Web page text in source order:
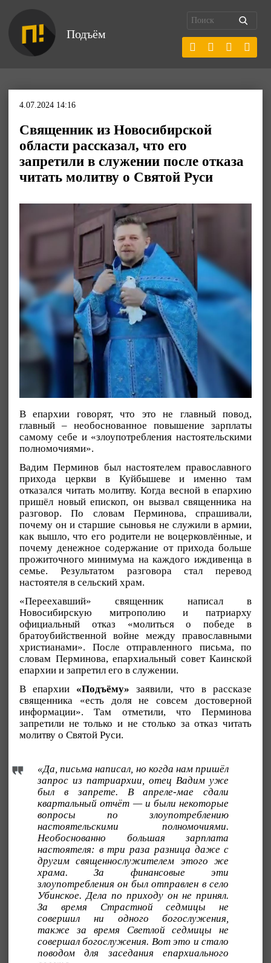
Подъём
4.07.2024 14:16
Священник из Новосибирской
области рассказал, что его
запретили в служении после отказа
читать молитву о Святой Руси
В епархии говорят, что это не главный повод,
главный – необоснованное повышение зарплаты
самому себе и «злоупотребления настоятельскими
полномочиями».
Вадим Перминов был настоятелем православного
прихода церкви в Куйбышеве и именно там
отказался читать молитву. Когда весной в епархию
пришёл новый епископ, он вызвал священника на
разговор. По словам Перминова, спрашивали,
почему он и старшие сыновья не служили в армии,
как вышло, что его родители не воцерковлённые, и
почему денежное содержание от прихода больше
прожиточного минимума на каждого иждивенца в
семье. Результатом разговора стал перевод
настоятеля в сельский храм.
«Переехавший» священник написал в
Новосибирскую митрополию и патриарху
официальный отказ «молиться о победе в
братоубийственной войне между православными
христианами». После отправленного письма, по
словам Перминова, епархиальный совет Каинской
епархии и запретил его в служении.
В епархии «Подъёму» заявили, что в рассказе
священника «есть доля не совсем достоверной
информации». Там отметили, что Перминова
запретили не только и не столько за отказ читать
молитву о Святой Руси.
«Да, письма написал, но когда нам пришёл
запрос из патриархии, отец Вадим уже
был в запрете. В апреле-мае сдали
квартальный отчёт — и были некоторые
вопросы по злоупотреблению
настоятельскими полномочиями.
Необоснованно большая зарплата
настоятеля: в три раза разница даже с
другим священнослужителем этого же
храма. За финансовые эти
злоупотребления он был отправлен в село
Убинское. Дела по приходу он не принял.
За время Страстной седмицы не
совершил ни одного богослужения,
также за время Светлой седмицы не
совершал богослужения. Вот это и стало
поводом для заседания епархиального